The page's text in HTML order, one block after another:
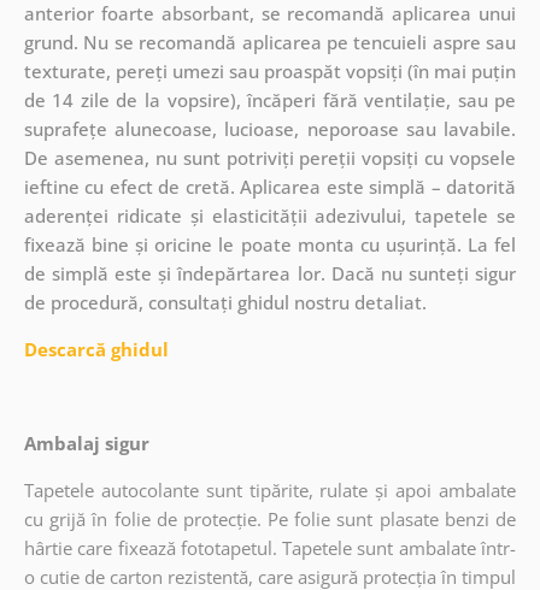
anterior foarte absorbant, se recomandă aplicarea unui
grund. Nu se recomandă aplicarea pe tencuieli aspre sau
texturate, pereți umezi sau proaspăt vopsiți (în mai puțin
de 14 zile de la vopsire), încăperi fără ventilație, sau pe
suprafețe alunecoase, lucioase, neporoase sau lavabile.
De asemenea, nu sunt potriviți pereții vopsiți cu vopsele
ieftine cu efect de cretă. Aplicarea este simplă – datorită
aderenței ridicate și elasticității adezivului, tapetele se
fixează bine și oricine le poate monta cu ușurință. La fel
de simplă este și îndepărtarea lor. Dacă nu sunteți sigur
de procedură, consultați ghidul nostru detaliat.
Descarcă ghidul
Ambalaj sigur
Tapetele autocolante sunt tipărite, rulate și apoi ambalate
cu grijă în folie de protecție. Pe folie sunt plasate benzi de
hârtie care fixează fototapetul. Tapetele sunt ambalate într-
o cutie de carton rezistentă, care asigură protecția în timpul